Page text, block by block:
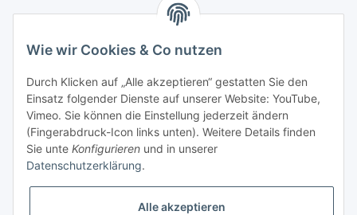
Wie wir Cookies & Co nutzen
Durch Klicken auf „Alle akzeptieren“ gestatten Sie den
Einsatz folgender Dienste auf unserer Website: YouTube,
Vimeo. Sie können die Einstellung jederzeit ändern
(Fingerabdruck-Icon links unten). Weitere Details finden
Sie unte Konfigurieren und in unserer
Datenschutzerklärung.
Alle akzeptieren